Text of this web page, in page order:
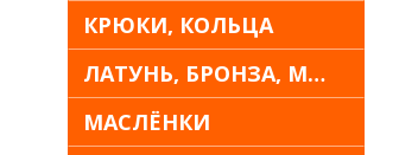
КРЮКИ, КОЛЬЦА
ЛАТУНЬ, БРОНЗА, МЕДЬ
МАСЛЁНКИ